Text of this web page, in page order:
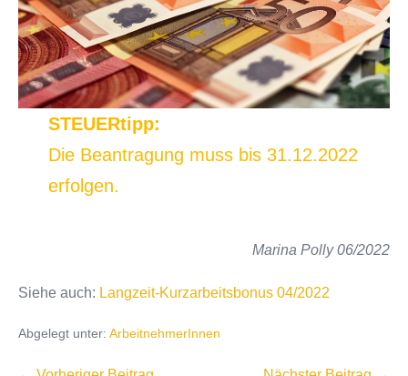
STEUERtipp:
Die Beantragung muss bis 31.12.2022
erfolgen.
Marina Polly 06/2022
Siehe auch: Langzeit-Kurzarbeitsbonus 04/2022
Abgelegt unter: ArbeitnehmerInnen